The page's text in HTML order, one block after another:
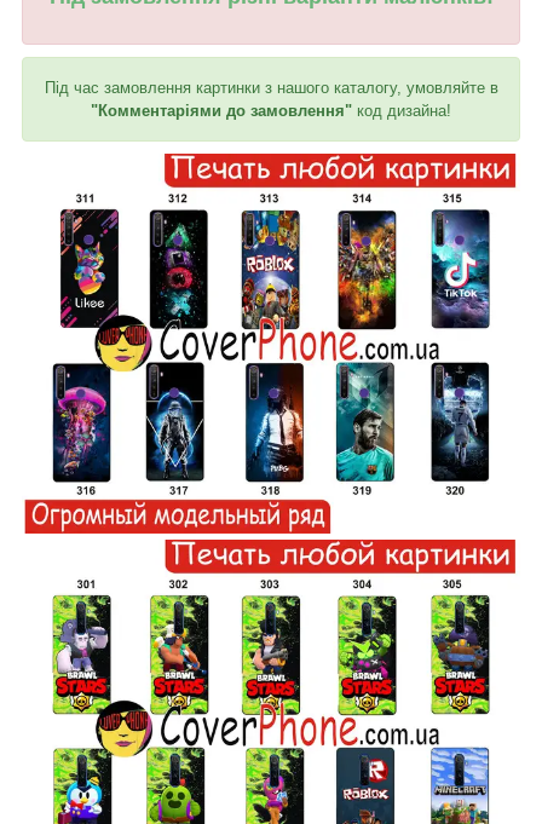
Під час замовлення картинки з нашого каталогу, умовляйте в
"Комментаріями до замовлення" код дизайна!